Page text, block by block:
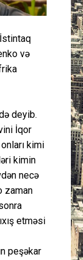
və
deyib.
İqor
kimi
kimin
necə
zaman
etməsi
peşəkar